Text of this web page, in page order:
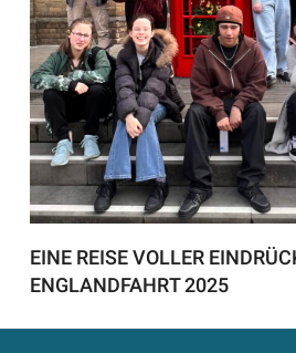
EINE REISE VOLLER
ENGLANDFAHRT 2025